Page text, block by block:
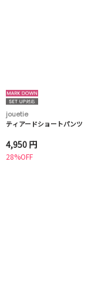
jouetie
ティアードショートパンツ
4,950 円
28%OFF